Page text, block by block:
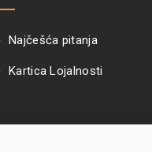
Najčešća pitanja
Kartica Lojalnosti